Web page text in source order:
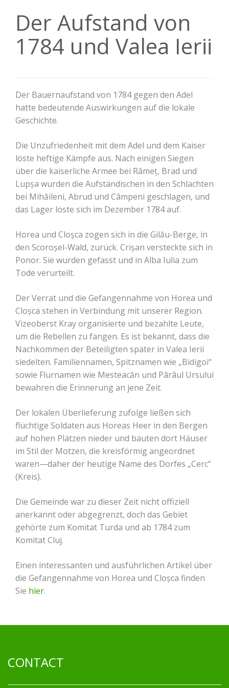
Der Aufstand von
1784 und Valea Ierii
Der Bauernaufstand von 1784 gegen den Adel
hatte bedeutende Auswirkungen auf die lokale
Geschichte.
Die Unzufriedenheit mit dem Adel und dem Kaiser
löste heftige Kämpfe aus. Nach einigen Siegen
über die kaiserliche Armee bei Râmeț, Brad und
Lupșa wurden die Aufständischen in den Schlachten
bei Mihăileni, Abrud und Câmpeni geschlagen, und
das Lager löste sich im Dezember 1784 auf.
Horea und Cloșca zogen sich in die Gilău-Berge, in
den Scoroșel-Wald, zurück. Crișan versteckte sich in
Ponor. Sie wurden gefasst und in Alba Iulia zum
Tode verurteilt.
Der Verrat und die Gefangennahme von Horea und
Cloșca stehen in Verbindung mit unserer Region.
Vizeoberst Kray organisierte und bezahlte Leute,
um die Rebellen zu fangen. Es ist bekannt, dass die
Nachkommen der Beteiligten später in Valea Ierii
siedelten. Familiennamen, Spitznamen wie „Bidigoi“
sowie Flurnamen wie Mesteacăn und Pârâul Ursului
bewahren die Erinnerung an jene Zeit.
Der lokalen Überlieferung zufolge ließen sich
flüchtige Soldaten aus Horeas Heer in den Bergen
auf hohen Plätzen nieder und bauten dort Häuser
im Stil der Motzen, die kreisförmig angeordnet
waren—daher der heutige Name des Dorfes „Cerc“
(Kreis).
Die Gemeinde war zu dieser Zeit nicht offiziell
anerkannt oder abgegrenzt, doch das Gebiet
gehörte zum Komitat Turda und ab 1784 zum
Komitat Cluj.
Einen interessanten und ausführlichen Artikel über
die Gefangennahme von Horea und Cloșca finden
Sie hier.
CONTACT